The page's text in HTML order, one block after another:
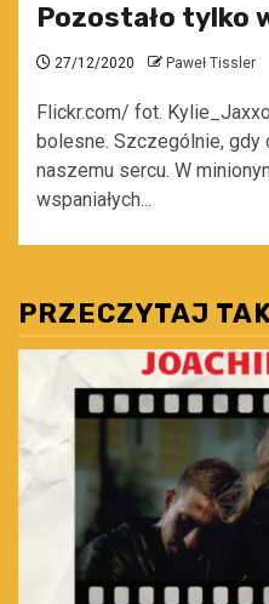
Pozostało tylko
27/12/2020 Paweł Tissler
Flickr.com/ fot.
bolesne. Szczególnie,
naszemu sercu. W
wspaniałych...
PRZECZYTAJ